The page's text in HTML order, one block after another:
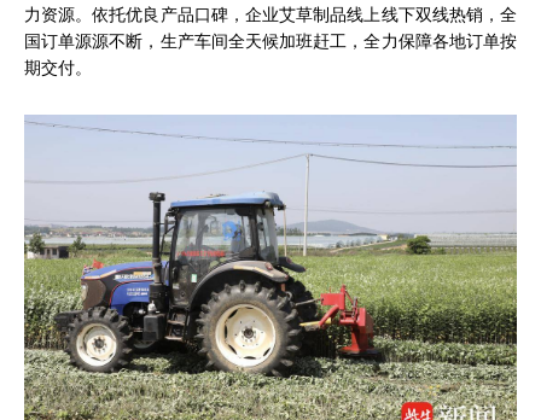
力资源。依托优良产品口碑，企业艾草制品线上线下双线热销，全
国订单源源不断，生产车间全天候加班赶工，全力保障各地订单按
期交付。